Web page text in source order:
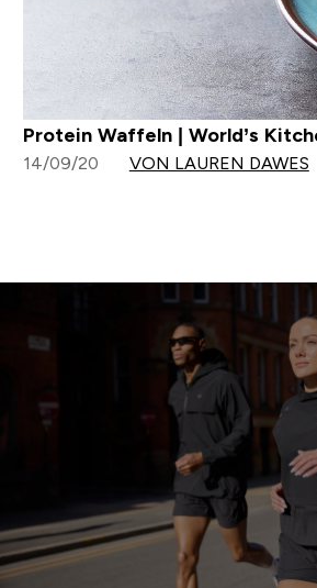
Protein Waffeln | World’s
14/09/20 VON LAUREN DAWES